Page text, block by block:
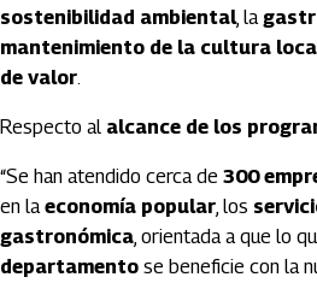
sostenibilidad ambiental, la
mantenimiento de la cultura
de valor.
Respecto al alcance de los
“Se han atendido cerca de 300
en laeconomía popular, los
gastronómica, orientada a que lo
departamento se beneficie con la